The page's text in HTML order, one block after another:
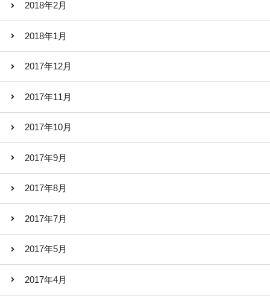
2018年2月
2018年1月
2017年12月
2017年11月
2017年10月
2017年9月
2017年8月
2017年7月
2017年5月
2017年4月